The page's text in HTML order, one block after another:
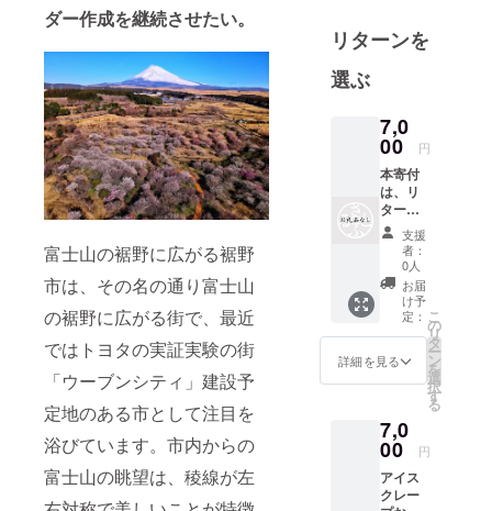
ダー作成を継続させたい。
富士山の裾野に広がる裾野
市は、その名の通り富士山
の裾野に広がる街で、最近
ではトヨタの実証実験の街
「ウーブンシティ」建設予
定地のある市として注目を
浴びています。市内からの
富士山の眺望は、稜線が左
リターンを
選ぶ
7,0
00 円
本寄付
は、リ
ターン
の無い
寄付と
なりま
す。
支援
者：
0人
お届
け予
定：
詳細を見る
こ
の
リ
タ
ー
ン
を
選
択
す
る
7,0
00 円
アイス
クレー